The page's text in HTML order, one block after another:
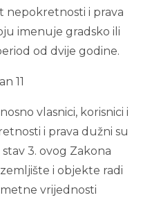
nepokretnosti i prava
imenuje gradsko ili
od dvije godine.
11
vlasnici, korisnici i
i prava dužni su
stav 3. ovog Zakona
i objekte radi
vrijednosti